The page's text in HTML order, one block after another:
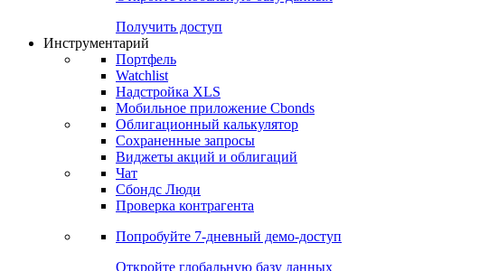
Попробуйте7-дневный
Откройте глобальную базу данных
Получить доступ
Инструментарий
Портфель
Watchlist
Надстройка XLS
Мобильное приложение Cbonds
Облигационный калькулятор
Сохраненные запросы
Виджеты акций и облигаций
Чат
Сбондс Люди
Проверка контрагента